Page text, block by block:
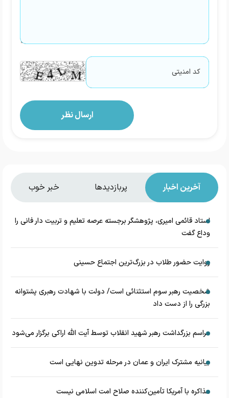
آخرین اخبار پربازدیدها خبر خوب
استاد قائمی امیری، پژوهشگر برجسته عرصه تعلیم و تربیت دار فانی را
وداع گفت
روایت حضور طلاب در بزرگ‌ترین اجتماع حسینی
شخصیت رهبر سوم استثنائی است/ دولت با شهادت رهبری پشتوانه
بزرگی را از دست داد
مراسم بزرگداشت رهبر شهید انقلاب توسط آیت الله اراکی برگزار می‌شود
بیانیه مشترک ایران و عمان در مرحله تدوین نهایی است
مذاکره با آمریکا تأمین‌کننده صلاح امت اسلامی نیست